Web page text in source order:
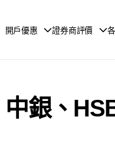
開戶優惠 證券商評價
銀、